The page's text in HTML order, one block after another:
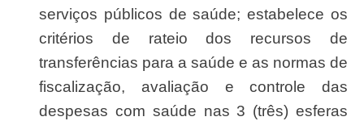
serviços públicos de saúde; estabelece os
critérios de rateio dos recursos de
transferências para a saúde e as normas de
fiscalização, avaliação e controle das
despesas com saúde nas 3 (três) esferas